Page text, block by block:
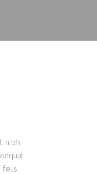
nibh
felis